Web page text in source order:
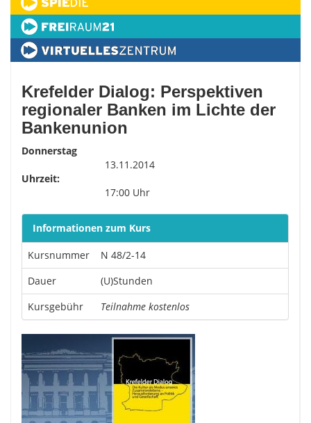
Krefelder Dialog: Perspektiven
regionaler Banken im Lichte der
Bankenunion
Donnerstag
13.11.2014
Uhrzeit:
17:00 Uhr
Informationen zum Kurs
Kursnummer
N 48/2-14
Dauer
(U)Stunden
Kursgebühr
Teilnahme kostenlos